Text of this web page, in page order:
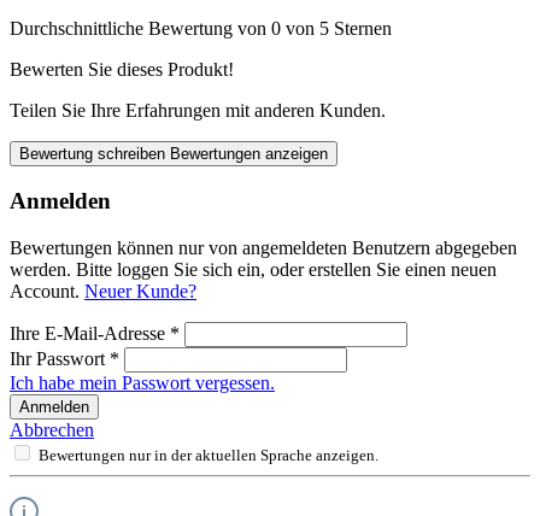
Durchschnittliche Bewertung von 0 von 5 Sternen
Bewerten Sie dieses Produkt!
Teilen Sie Ihre Erfahrungen mit anderen Kunden.
Bewertung schreiben Bewertungen anzeigen
Anmelden
Bewertungen können nur von angemeldeten Benutzern abgegeben
werden. Bitte loggen Sie sich ein, oder erstellen Sie einen neuen
Account. Neuer Kunde?
Ihre E-Mail-Adresse *
Ihr Passwort *
Ich habe mein Passwort vergessen.
Anmelden
Abbrechen
Bewertungen nur in der aktuellen Sprache anzeigen.